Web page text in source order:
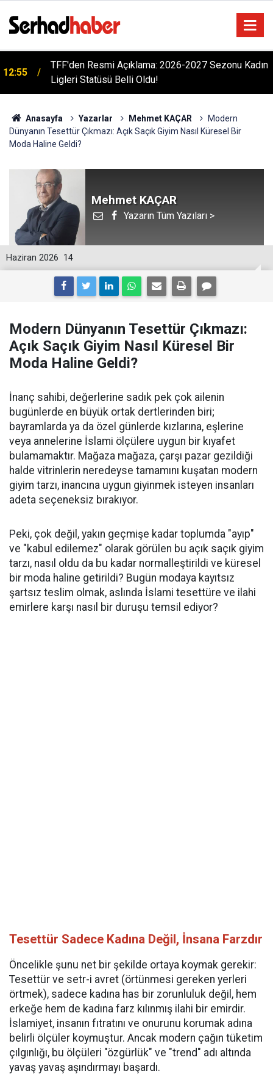
TFF'den Resmi Açıklama: 2026-2027 Sezonu Kadın
Ligleri Statüsü Belli Oldu!
12:33
Bursa Çataltepe Sanayi Sitesi'nde 18 Yıllık Kriz:
ÇATSANDER'den Hukuk ve Adalet Çağrısı
Anasayfa Yazarlar Mehmet KAÇAR
Modern
Dünyanın Tesettür Çıkmazı: Açık Saçık Giyim Nasıl Küresel Bir
Moda Haline Geldi?
Mehmet KAÇAR
Yazarın Tüm Yazıları >
14
Haziran 2026
Modern Dünyanın Tesettür Çıkmazı:
Açık Saçık Giyim Nasıl Küresel Bir
Moda Haline Geldi?
İnanç sahibi, değerlerine sadık pek çok ailenin
bugünlerde en büyük ortak dertlerinden biri;
bayramlarda ya da özel günlerde kızlarına, eşlerine
veya annelerine İslami ölçülere uygun bir kıyafet
bulamamaktır. Mağaza mağaza, çarşı pazar gezildiği
halde vitrinlerin neredeyse tamamını kuşatan modern
giyim tarzı, inancına uygun giyinmek isteyen insanları
adeta seçeneksiz bırakıyor.
Peki, çok değil, yakın geçmişe kadar toplumda "ayıp"
ve "kabul edilemez" olarak görülen bu açık saçık giyim
tarzı, nasıl oldu da bu kadar normalleştirildi ve küresel
bir moda haline getirildi? Bugün modaya kayıtsız
şartsız teslim olmak, aslında İslami tesettüre ve ilahi
emirlere karşı nasıl bir duruşu temsil ediyor?
Tesettür Sadece Kadına Değil, İnsana Farzdır
Öncelikle şunu net bir şekilde ortaya koymak gerekir:
Tesettür ve setr-i avret (örtünmesi gereken yerleri
örtmek), sadece kadına has bir zorunluluk değil, hem
erkeğe hem de kadına farz kılınmış ilahi bir emirdir.
İslamiyet, insanın fıtratını ve onurunu korumak adına
belirli ölçüler koymuştur. Ancak modern çağın tüketim
çılgınlığı, bu ölçüleri "özgürlük" ve "trend" adı altında
yavaş yavaş aşındırmayı başardı.